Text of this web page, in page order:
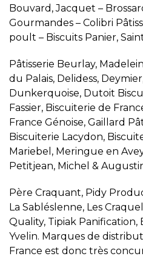
Bouvard, Jacquet –
Gourmandes – Colibri
poult – Biscuits Panier,
Pâtisserie Beurlay,
du Palais, Delidess,
Dunkerquoise, Dutoit
Fassier, Biscuiterie de
France Génoise, Gaillard
Biscuiterie Lacydon,
Mariebel, Meringue en
Petitjean, Michel &
Père Craquant, Pidy
La Sabléslenne, Les
Quality, Tipiak Panification,
Yvelin. Marques de
France est donc très